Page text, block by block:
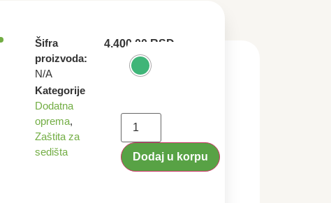
Šifra
proizvoda:
N/A
Kategorije
Dodatna
oprema,
Zaštita za
sedišta
4.400,00 RSD
Dodaj u korpu